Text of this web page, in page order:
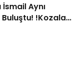
Aynı
Buluştu! !Kozalak